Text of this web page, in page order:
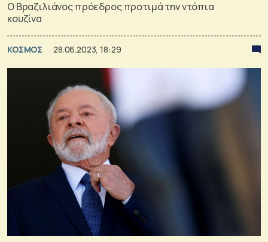
Ο Βραζιλιάνος πρόεδρος προτιμά την ντόπια
κουζίνα
ΚΟΣΜΟΣ 28.06.2023, 18:29